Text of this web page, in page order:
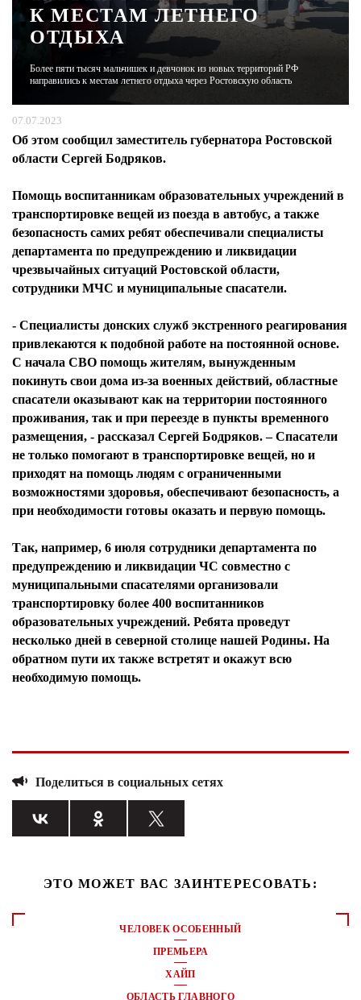
ЖУРНАЛ
К МЕСТАМ ЛЕТНЕГО
ОТДЫХА
Более пяти тысяч мальчишек и девчонок из новых территорий РФ
направились к местам летнего отдыха через Ростовскую область
07.07.2023
Об этом сообщил заместитель губернатора Ростовской
области Сергей Бодряков.
Помощь воспитанникам образовательных учреждений в
транспортировке вещей из поезда в автобус, а также
безопасность самих ребят обеспечивали специалисты
департамента по предупреждению и ликвидации
чрезвычайных ситуаций Ростовской области,
сотрудники МЧС и муниципальные спасатели.
- Специалисты донских служб экстренного реагирования
привлекаются к подобной работе на постоянной основе.
С начала СВО помощь жителям, вынужденным
покинуть свои дома из-за военных действий, областные
спасатели оказывают как на территории постоянного
проживания, так и при переезде в пункты временного
размещения, - рассказал Сергей Бодряков. – Спасатели
не только помогают в транспортировке вещей, но и
приходят на помощь людям с ограниченными
возможностями здоровья, обеспечивают безопасность, а
при необходимости готовы оказать и первую помощь.
Так, например, 6 июля сотрудники департамента по
предупреждению и ликвидации ЧС совместно с
муниципальными спасателями организовали
транспортировку более 400 воспитанников
образовательных учреждений. Ребята проведут
несколько дней в северной столице нашей Родины. На
обратном пути их также встретят и окажут всю
необходимую помощь.
Поделиться в социальных сетях
ЭТО МОЖЕТ ВАС ЗАИНТЕРЕСОВАТЬ:
ЧЕЛОВЕК ОСОБЕННЫЙ
ПРЕМЬЕРА
ХАЙП
ОБЛАСТЬ ГЛАВНОГО